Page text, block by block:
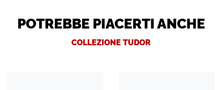
POTREBBE PIACERTI ANCHE
COLLEZIONE TUDOR